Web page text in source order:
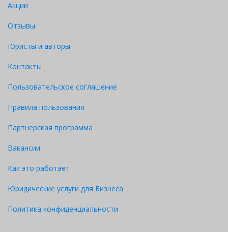
Акции
Отзывы
Юристы и авторы
Контакты
Пользовательское соглашение
Правила пользования
Партнерская программа
Вакансии
Как это работает
Юридические услуги для Бизнеса
Политика конфиденциальности